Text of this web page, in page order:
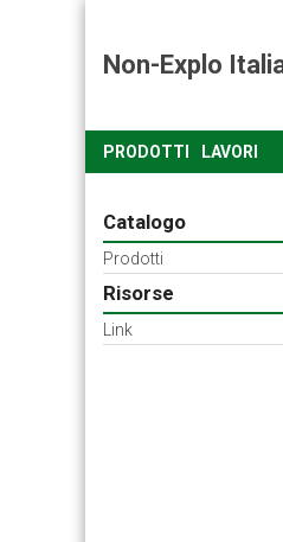
Non-Explo
PRODOTTI LAVORI
Catalogo
Prodotti
Risorse
Link